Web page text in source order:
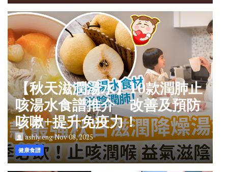
【秋天滋潤湯水】10款潤肺止
咳湯水食譜推介 改善及預防
咳嗽+提升免疫力！
ashly.engNov 08, 2025
健康食譜